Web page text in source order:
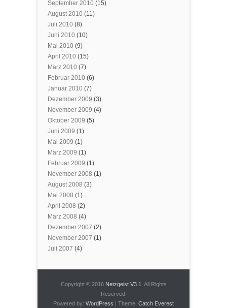
September 2010 (15)
August 2010 (11)
Juli 2010 (8)
Juni 2010 (10)
Mai 2010 (9)
April 2010 (15)
März 2010 (7)
Februar 2010 (6)
Januar 2010 (7)
Dezember 2009 (3)
November 2009 (4)
Oktober 2009 (5)
Juni 2009 (1)
Mai 2009 (1)
März 2009 (1)
Februar 2009 (1)
November 2008 (1)
August 2008 (3)
Mai 2008 (1)
April 2008 (2)
März 2008 (4)
Dezember 2007 (2)
November 2007 (1)
Juli 2007 (4)
Copyright © 2016 Netzgeist V3.1 . All Rights
Reserved.
Powered by: WordPress | Theme: Catch Everest